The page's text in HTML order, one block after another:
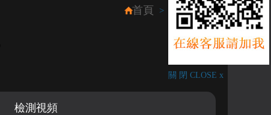
首頁 > 每月新品
檢測視頻
關 閉 CLOSE x